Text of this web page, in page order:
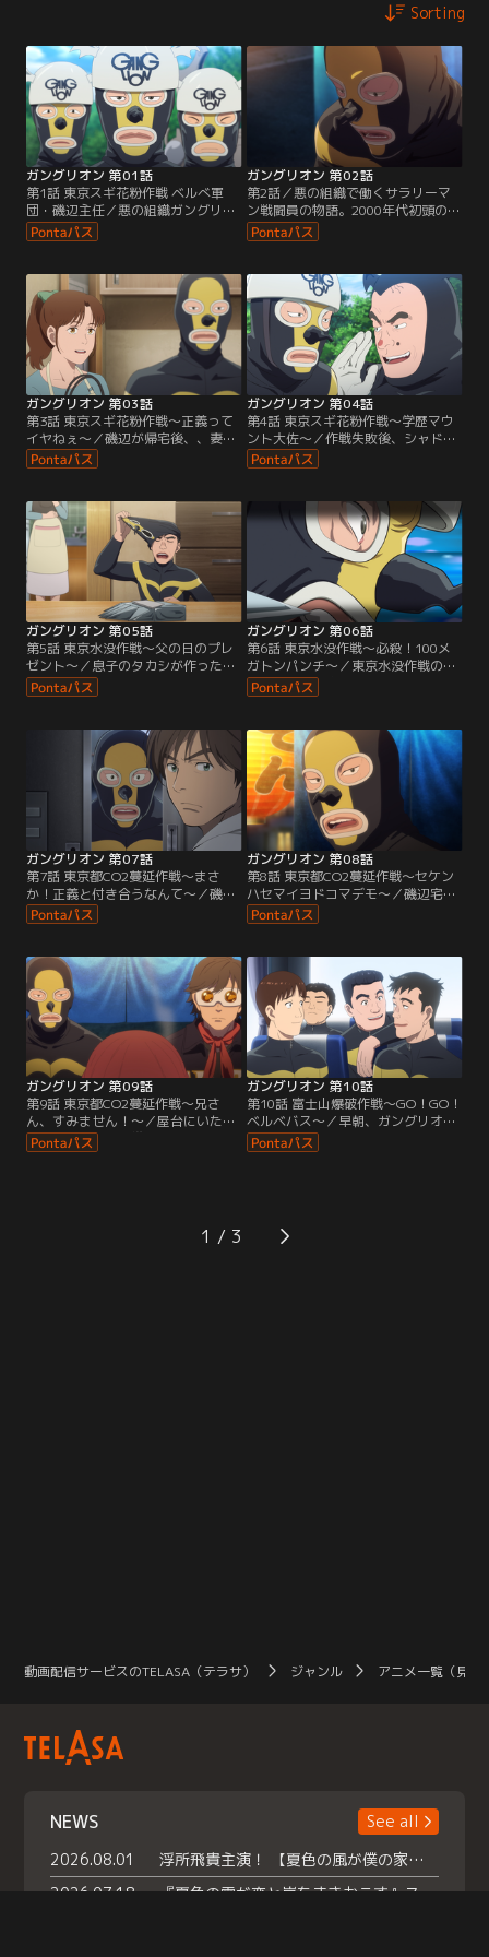
Sorting
ガングリオン 第01話
第1話 東京スギ花粉作戦 ベルべ軍
団・磯辺主任／悪の組織ガングリオ
ンの戦闘員・磯辺。世界征服を目指
す悪の組織の戦闘員にもサラリーマ
ガングリオン 第02話
第2話／悪の組織で働くサラリーマ
ン戦闘員の物語。2000年代初頭の東
京。世界征服を目論む「株式会社ガ
ングリオン」の戦闘員・磯辺。彼の
スギ花粉作戦」や「富士山爆破作
戦」に臨むも、ヒーロー・ホープマ
ンの正義という名の一撃にあっさり
惨敗。コンプラ黎明期、上司の無茶
にもひたすら耐えて奮闘する…すべ
てのはたらく人々に捧ぐ…。
ガングリオン 第03話
第3話 東京スギ花粉作戦～正義って
イヤねぇ～／磯辺が帰宅後、、妻の
節子に迎えられながらも不機嫌。テ
レビで東京スギ花粉作戦の映像を見
ガングリオン 第04話
第4話 東京スギ花粉作戦～学歴マウ
ント大佐～／作戦失敗後、シャドー
大佐から理不尽な叱責を受けた磯
辺。現場では冷静に対応したが、そ
ガングリオン 第05話
第5話 東京水没作戦～父の日のプレ
ゼント～／息子のタカシが作った
100メガトンパンチグローブを受け
取った磯辺。翌日の東京水没作戦で
ガングリオン 第06話
第6話 東京水没作戦～必殺！100メ
ガトンパンチ～／東京水没作戦の現
場で、磯辺は息子の作った100メガ
トンパンチグローブを装着してホー
へんで！」
ガングリオン 第07話
第7話 東京都CO2蔓延作戦～まさ
か！正義と付き合うなんて～／磯辺
がホープマンの自宅を訪問し、そこ
で出会ったのは義理の妹ユミコ。妻
合うなんて、、、」
ガングリオン 第08話
第8話 東京都CO2蔓延作戦～セケン
ハセマイヨドコマデモ～／磯辺宅に
現れたホープマン。磯辺行きつけの
屋台で男同士2人で酒を酌み交わ
ガングリオン 第09話
第9話 東京都CO2蔓延作戦～兄さ
ん、すみません！～／屋台にいた磯
辺とホープマンの携帯から作戦の出
動命令が。CO2蔓延作戦でホープマ
ガングリオン 第10話
第10話 富士山爆破作戦～GO！GO！
ベルベバス～／早朝、ガングリオン
専用ベルベバスで出発するベルベ軍
団。中にはアルバイト隊員も。磯辺
1
動画配信サービスのTELASA（テラサ） ジャンル アニメ一覧（見放
NEWS
See all
2026.08.01
浮所飛貴主演！ 【夏色の風が僕の家にやってきた】 本日よりテラサで独占配信スタート！
2026.07.18
『夏色の雲が恋と嵐をまきおこす』スペシャルメイキング 【Part1】2026年７月18日（土）23時30分～配信スタート！話題のシーンの裏側を大公開！豪華キャスト大集合！ 『武宮家 真夏の家族会議』開催！